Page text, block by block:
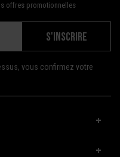
offres promotionnelles
S'INSCRIRE
vous confirmez votre